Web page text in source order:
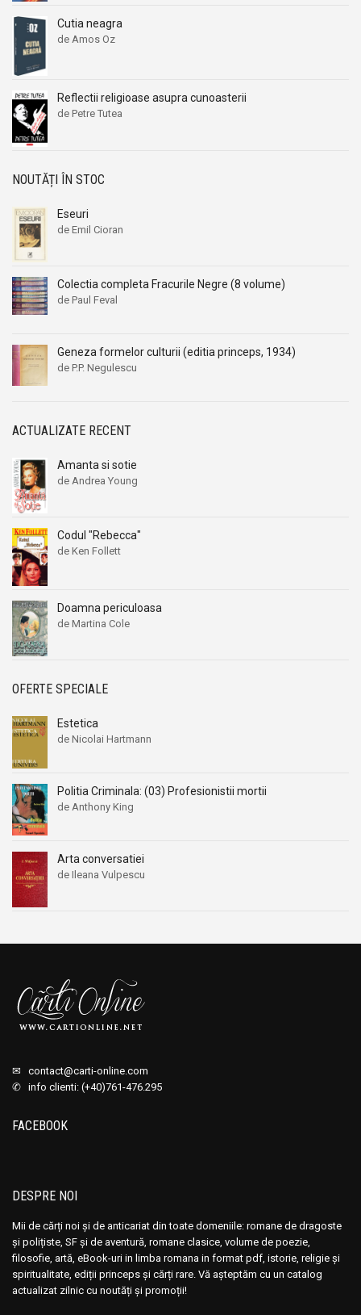
Cutia neagra
de Amos Oz
Reflectii religioase asupra cunoasterii
de Petre Tutea
NOUTĂȚI ÎN STOC
Eseuri
de Emil Cioran
Colectia completa Fracurile Negre (8 volume)
de Paul Feval
Geneza formelor culturii (editia princeps, 1934)
de P.P. Negulescu
ACTUALIZATE RECENT
Amanta si sotie
de Andrea Young
Codul "Rebecca"
de Ken Follett
Doamna periculoasa
de Martina Cole
OFERTE SPECIALE
Estetica
de Nicolai Hartmann
Politia Criminala: (03) Profesionistii mortii
de Anthony King
Arta conversatiei
de Ileana Vulpescu
✉ contact@carti-online.com
✆ info clienti: (+40)761-476.295
FACEBOOK
DESPRE NOI
Mii de cărți noi și de anticariat din toate domeniile: romane de dragoste
și polițiste, SF și de aventură, romane clasice, volume de poezie,
filosofie, artă, eBook-uri in limba romana in format pdf, istorie, religie și
spiritualitate, ediții princeps și cărți rare. Vă așteptăm cu un catalog
actualizat zilnic cu noutăți și promoții!